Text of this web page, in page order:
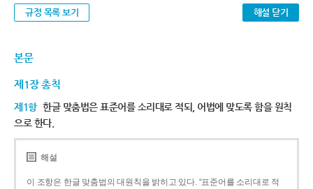
규정 목록 보기 해설 닫기
본문
제1장 총칙
제1항 한글 맞춤법은 표준어를 소리대로 적되, 어법에 맞도록 함을 원칙
으로 한다.
해설
이 조항은 한글 맞춤법의 대원칙을 밝히고 있다. “표준어를 소리대로 적